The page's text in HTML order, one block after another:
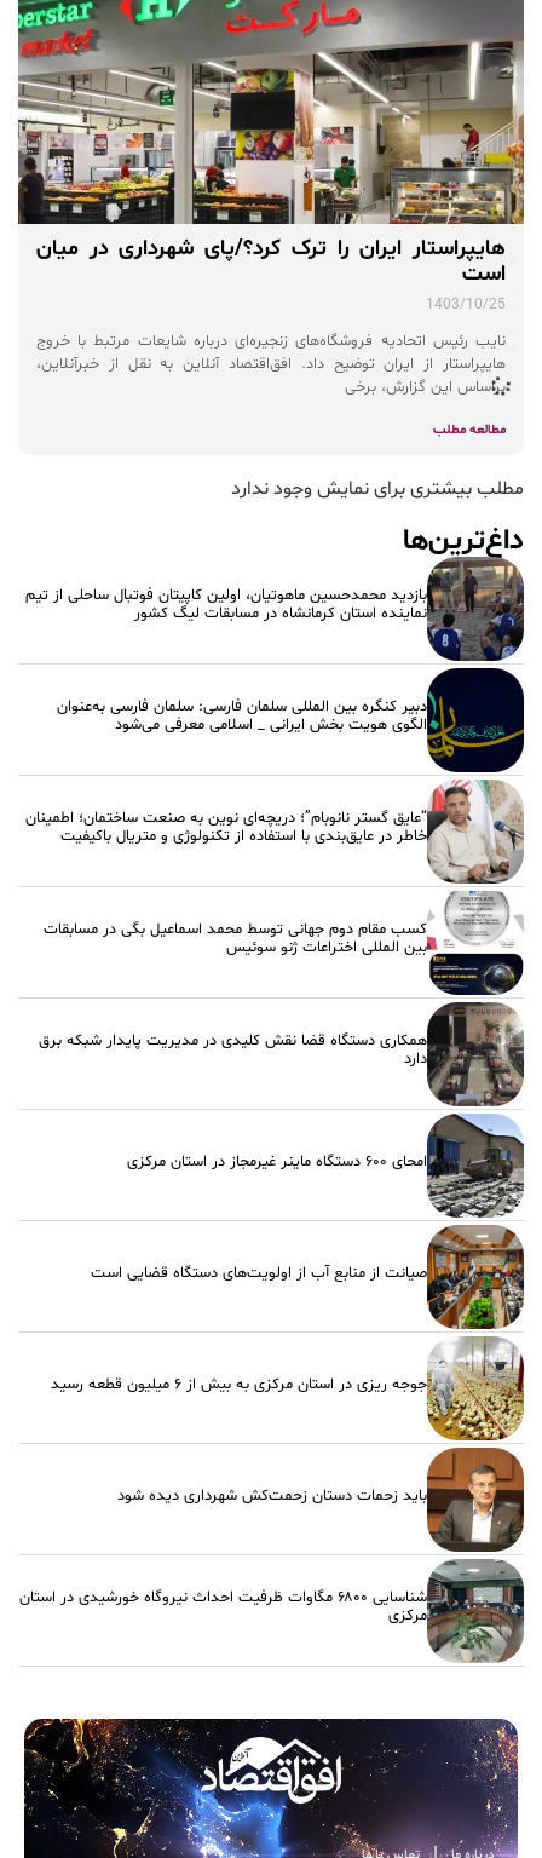
هایپراستار ایران را ترک کرد؟/پای شهرداری در میان
است
1403/10/25
نایب رئیس اتحادیه فروشگاه‌های زنجیره‌ای درباره شایعات مرتبط با خروج
هایپراستار از ایران توضیح داد. افق‌اقتصاد آنلاین به نقل از خبرآنلاین،
براساس این گزارش، برخی
مطالعه مطلب
مطلب بیشتری برای نمایش وجود ندارد
داغ‌ترین‌ها
بازدید محمدحسین ماهوتیان، اولین کاپیتان فوتبال ساحلی از تیم
نماینده استان کرمانشاه در مسابقات لیگ کشور
دبیر کنگره بین المللی سلمان فارسی: سلمان فارسی به‌عنوان
الگوی هویت بخش ایرانی _ اسلامی معرفی می‌شود
“عایق گستر نانوبام”؛ دریچه‌ای نوین به صنعت ساختمان؛ اطمینان
خاطر در عایق‌بندی با استفاده از تکنولوژی و متریال باکیفیت
کسب مقام دوم جهانی توسط محمد اسماعیل بگی در مسابقات
بین المللی اختراعات ژنو سوئیس
همکاری دستگاه قضا نقش کلیدی در مدیریت پایدار شبکه برق
دارد
امحای ۶۰۰ دستگاه ماینر غیرمجاز در استان مرکزی
صیانت از منابع آب از اولویت‌های دستگاه قضایی است
جوجه ریزی در استان مرکزی به بیش از ۶ میلیون قطعه رسید
باید زحمات دستان زحمت‌کش شهرداری دیده شود
شناسایی ۶۸۰۰ مگاوات ظرفیت احداث نیروگاه خورشیدی در استان
مرکزی